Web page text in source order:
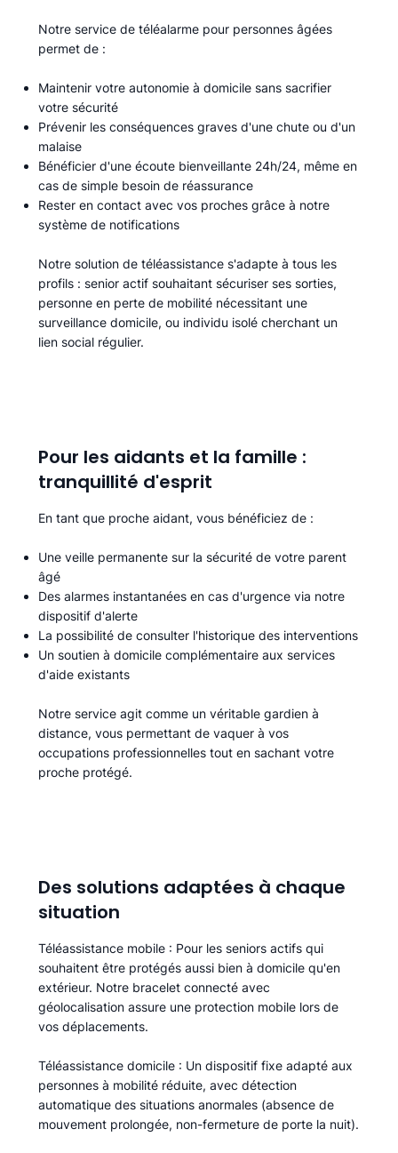
Notre service de téléalarme pour personnes âgées
permet de :​
Maintenir votre autonomie à domicile sans sacrifier
votre sécurité
Prévenir les conséquences graves d'une chute ou d'un
malaise
Bénéficier d'une écoute bienveillante 24h/24, même en
cas de simple besoin de réassurance
Rester en contact avec vos proches grâce à notre
système de notifications
Notre solution de téléassistance s'adapte à tous les
profils : senior actif souhaitant sécuriser ses sorties,
personne en perte de mobilité nécessitant une
surveillance domicile, ou individu isolé cherchant un
lien social régulier.
Pour les aidants et la famille :
tranquillité d'esprit
En tant que proche aidant, vous bénéficiez de :
Une veille permanente sur la sécurité de votre parent
âgé
Des alarmes instantanées en cas d'urgence via notre
dispositif d'alerte
La possibilité de consulter l'historique des interventions
Un soutien à domicile complémentaire aux services
d'aide existants
Notre service agit comme un véritable gardien à
distance, vous permettant de vaquer à vos
occupations professionnelles tout en sachant votre
proche protégé.
Des solutions adaptées à chaque
situation
Téléassistance mobile : Pour les seniors actifs qui
souhaitent être protégés aussi bien à domicile qu'en
extérieur. Notre bracelet connecté avec
géolocalisation assure une protection mobile lors de
vos déplacements.
Téléassistance domicile : Un dispositif fixe adapté aux
personnes à mobilité réduite, avec détection
automatique des situations anormales (absence de
mouvement prolongée, non-fermeture de porte la nuit).